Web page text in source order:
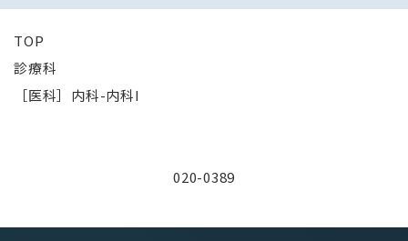
TOP
診療科
［医科］内科-内科I
020-0389